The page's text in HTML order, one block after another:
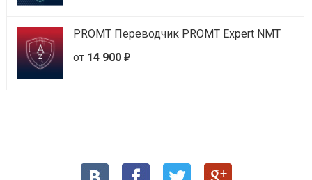
PROMT Переводчик PROMT Expert NMT
от 14 900 е